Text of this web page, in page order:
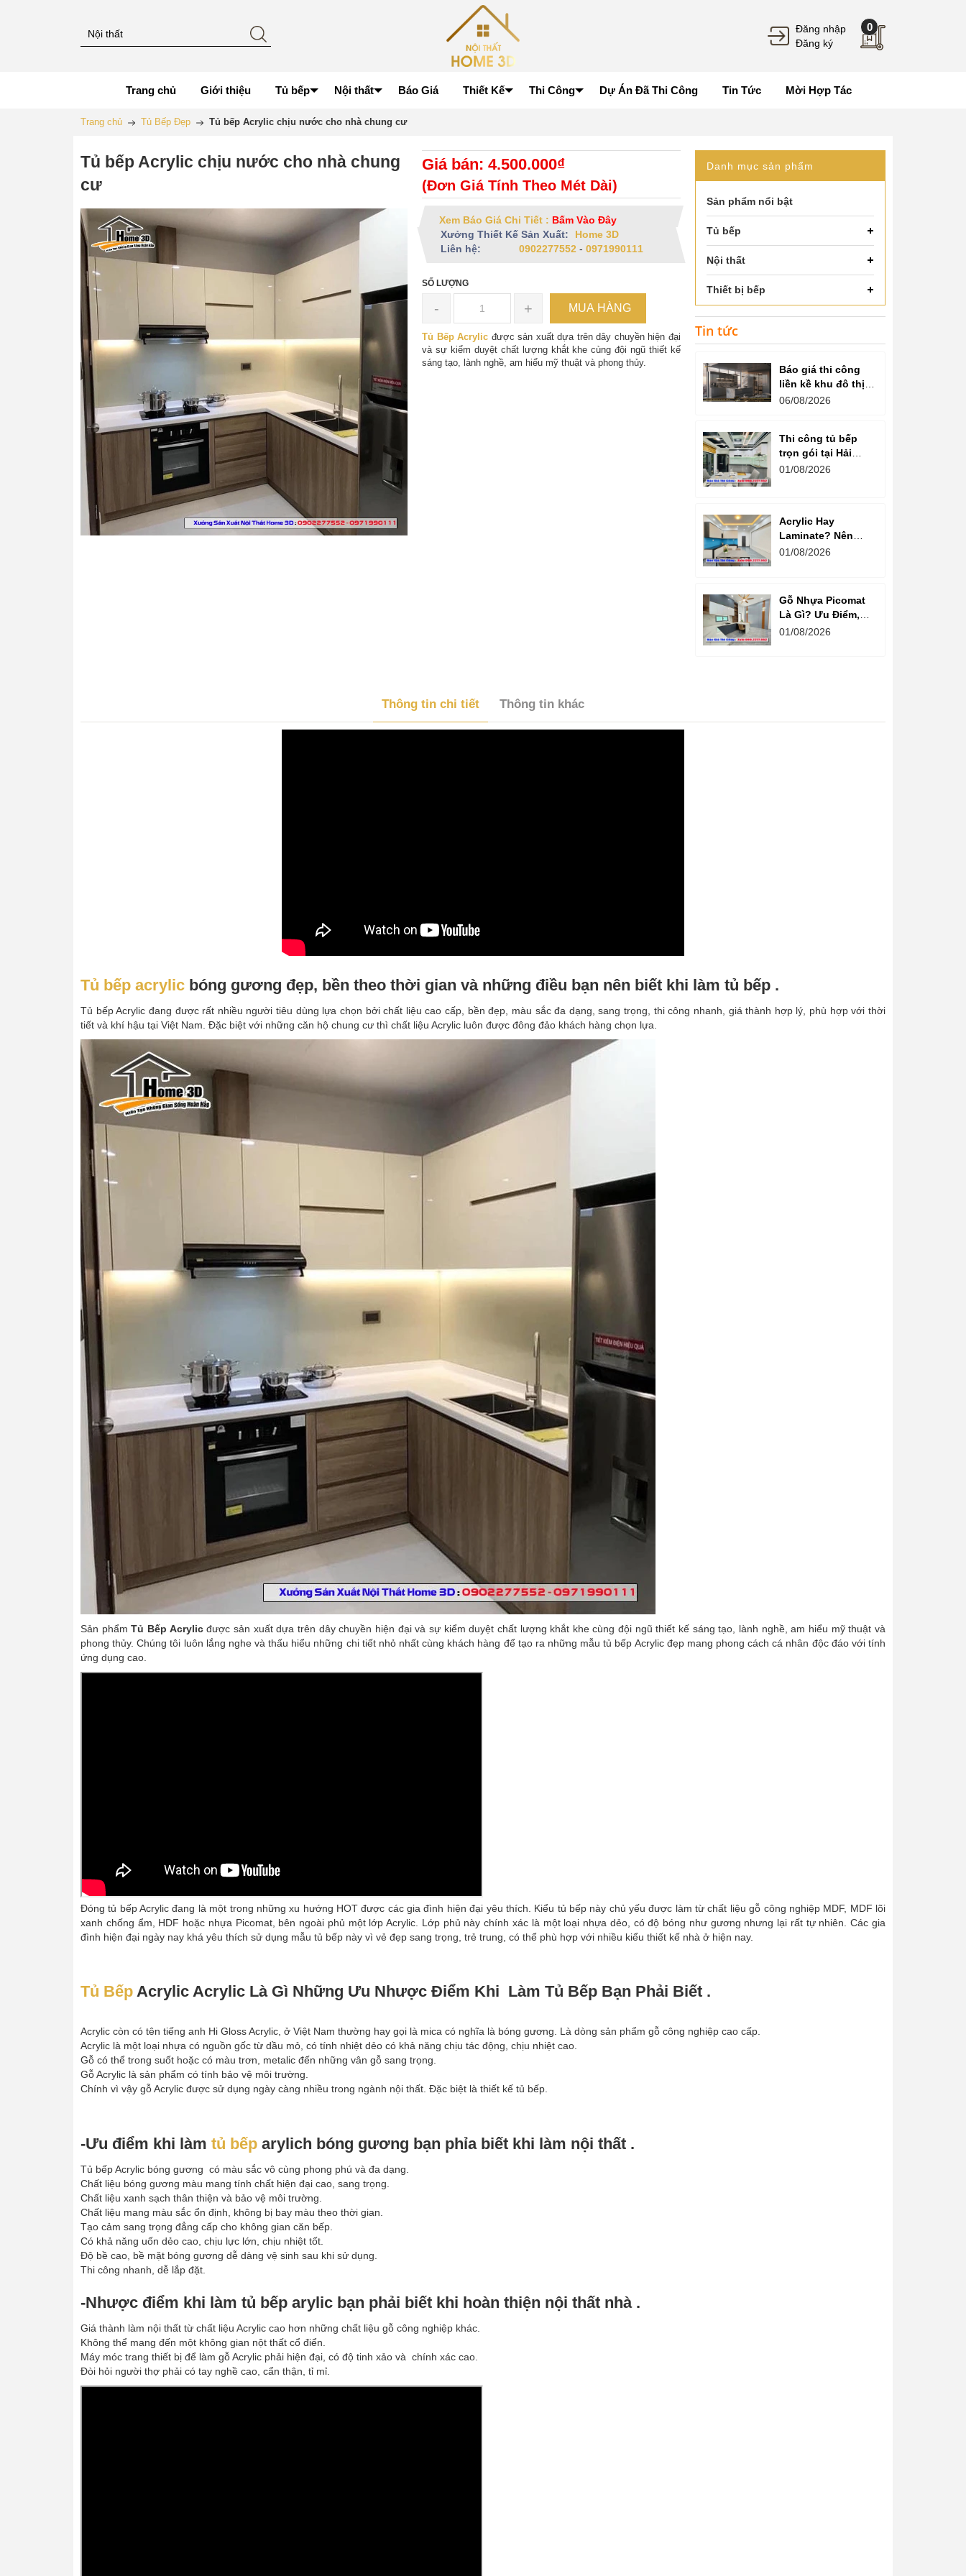
Đăng nhập
Đăng ký
0
Trang chủ Giới thiệu Tủ bếp Nội thất Báo Giá Thiết Kế Thi Công Dự Án Đã Thi Công Tin Tức Mời Hợp Tác
Trang chủ Tủ Bếp Đẹp Tủ bếp Acrylic chịu nước cho nhà chung cư
Tủ bếp Acrylic chịu nước cho nhà chung
cư
Giá bán: 4.500.000₫
(Đơn Giá Tính Theo Mét Dài)
Xem Báo Giá Chi Tiết : Bấm Vào Đây
Xưởng Thiết Kế Sản Xuất:
Home 3D
Liên hệ:
0902277552 -0971990111
SỐ LƯỢNG
- + MUA HÀNG
Tủ Bếp Acrylic được sản xuất dựa trên dây chuyền hiện đại
và sự kiểm duyệt chất lượng khắt khe cùng đội ngũ thiết kế
sáng tạo, lành nghề, am hiểu mỹ thuật và phong thủy.
Danh mục sản phẩm
Sản phẩm nổi bật
Tủ bếp
Nội thất
Thiết bị bếp
Tin tức
Báo giá thi công
liền kề khu đô thị
văn phú hà đông
06/08/2026
Thi công tủ bếp
trọn gói tại Hải
Dương cam kết
01/08/2026
Acrylic Hay
Laminate? Nên
Chọn Loại Nào
01/08/2026
Gỗ Nhựa Picomat
Là Gì? Ưu Điểm,
Nhược Điểm Và
01/08/2026
Thông tin chi tiết Thông tin khác
Tủ bếp acrylic bóng gương đẹp, bền theo thời gian và những điều bạn nên biết khi làm tủ bếp .
Tủ bếp Acrylic đang được rất nhiều người tiêu dùng lựa chọn bởi chất liệu cao cấp, bền đẹp, màu sắc đa dạng, sang trọng, thi công nhanh, giá thành hợp lý, phù hợp với thời
tiết và khí hậu tại Việt Nam. Đặc biệt với những căn hộ chung cư thì chất liệu Acrylic luôn được đông đảo khách hàng chọn lựa.
Sản phẩmTủ Bếp Acrylicđược sản xuất dựa trên dây chuyền hiện đại và sự kiểm duyệt chất lượng khắt khe cùng đội ngũ thiết kế sáng tạo, lành nghề, am hiểu mỹ thuật và
phong thủy. Chúng tôi luôn lắng nghe và thấu hiểu những chi tiết nhỏ nhất cùng khách hàng để tạo ra những mẫu tủ bếp Acrylic đẹp mang phong cách cá nhân độc đáo với tính
ứng dụng cao.
Đóng tủ bếp Acrylic đang là một trong những xu hướng HOT được các gia đình hiện đại yêu thích. Kiểu tủ bếp này chủ yếu được làm từ chất liệu gỗ công nghiệp MDF, MDF lõi
xanh chống ẩm, HDF hoặc nhựa Picomat, bên ngoài phủ một lớp Acrylic. Lớp phủ này chính xác là một loại nhựa dẻo, có độ bóng như gương nhưng lại rất tự nhiên. Các gia
đình hiện đại ngày nay khá yêu thích sử dụng mẫu tủ bếp này vì vẻ đẹp sang trọng, trẻ trung, có thể phù hợp với nhiều kiểu thiết kế nhà ở hiện nay.
Tủ Bếp Acrylic Acrylic Là Gì Những Ưu Nhược Điểm Khi Làm Tủ Bếp Bạn Phải Biết .
Acrylic còn có tên tiếng anh Hi Gloss Acrylic, ở Việt Nam thường hay gọi là mica có nghĩa là bóng gương. Là dòng sản phẩm gỗ công nghiệp cao cấp.
Acrylic là một loại nhựa có nguồn gốc từ dầu mỏ, có tính nhiệt dẻo có khả năng chịu tác động, chịu nhiệt cao.
Gỗ có thể trong suốt hoặc có màu trơn, metalic đến những vân gỗ sang trọng.
Gỗ Acrylic là sản phẩm có tính bảo vệ môi trường.
Chính vì vậy gỗ Acrylic được sử dụng ngày càng nhiều trong ngành nội thất. Đặc biệt là thiết kế tủ bếp.
-Ưu điểm khi làm tủ bếp arylich bóng gương bạn phỉa biết khi làm nội thất .
Tủ bếp Acrylic bóng gương có màu sắc vô cùng phong phú và đa dạng.
Chất liệu bóng gương màu mang tính chất hiện đại cao, sang trọng.
Chất liệu xanh sạch thân thiện và bảo vệ môi trường.
Chất liệu mang màu sắc ổn định, không bị bay màu theo thời gian.
Tạo cảm sang trọng đẳng cấp cho không gian căn bếp.
Có khả năng uốn dẻo cao, chịu lực lớn, chịu nhiệt tốt.
Độ bề cao, bề mặt bóng gương dễ dàng vệ sinh sau khi sử dụng.
Thi công nhanh, dễ lắp đặt.
-Nhược điểm khi làm tủ bếp arylic bạn phải biết khi hoàn thiện nội thất nhà .
Giá thành làm nội thất từ chất liệu Acrylic cao hơn những chất liệu gỗ công nghiệp khác.
Không thể mang đến một không gian nột thất cổ điển.
Máy móc trang thiết bị để làm gỗ Acrylic phải hiện đại, có độ tinh xảo và chính xác cao.
Đòi hỏi người thợ phải có tay nghề cao, cẩn thận, tỉ mỉ.